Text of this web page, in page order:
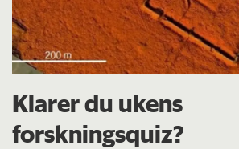
Klarer du ukens
forskningsquiz?